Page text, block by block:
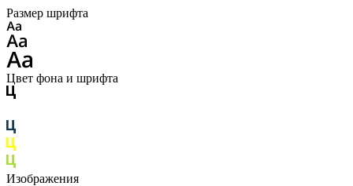
Размер шрифта
Цвет фона и шрифта
Изображения